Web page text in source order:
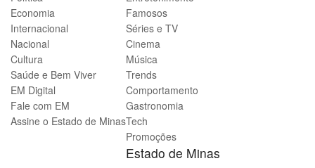
Economia
Internacional
Nacional
Cultura
Saúde e Bem Viver
EM Digital
Fale com EM
Assine o Estado de Minas
Famosos
Séries e TV
Cinema
Música
Trends
Comportamento
Gastronomia
Tech
Promoções
Estado de Minas